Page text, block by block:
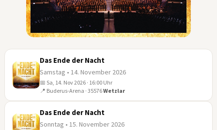
NOV
Das Ende der Nacht
Samstag • 14. November 2026
📅 Sa, 14. Nov 2026 · 16:00 Uhr
📍 Buderus-Arena · 35576Wetzlar
Das Ende der Nacht
Sonntag • 15. November 2026